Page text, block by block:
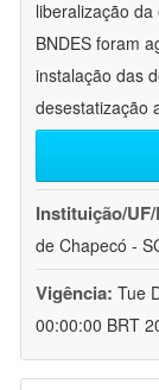
liberalização
BNDES foram
instalação das
desestatização
Instituição/
de Chapecó -
Vigência: Tue
00:00:00 BRT